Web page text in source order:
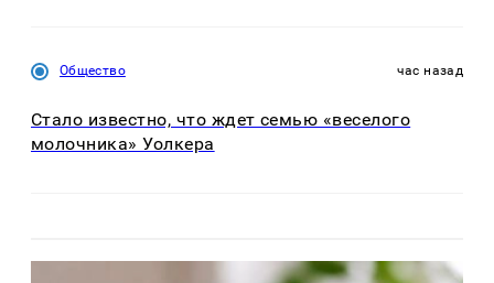
Общество час назад
Стало известно, что ждет семью «веселого
молочника» Уолкера